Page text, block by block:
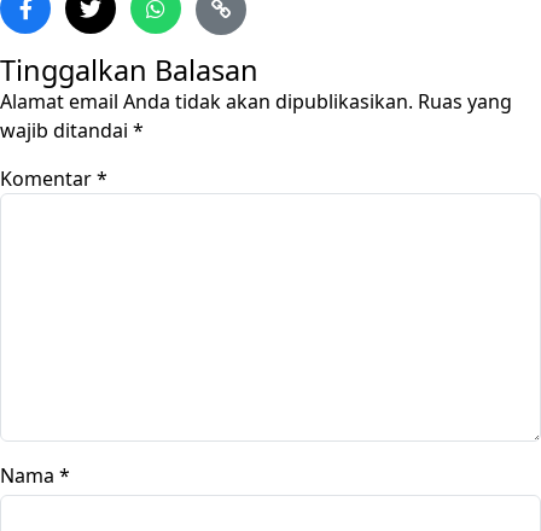
Tinggalkan Balasan
Alamat email Anda tidak akan dipublikasikan. Ruas yang
wajib ditandai *
Komentar*
Nama *